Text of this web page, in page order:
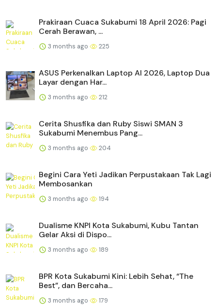
Prakiraan Cuaca Sukabumi 18 April 2026: Pagi
Cerah Berawan, ...
3 months ago 225
ASUS Perkenalkan Laptop AI 2026, Laptop Dua
Layar dengan Har...
3 months ago 212
Cerita Shusfika dan Ruby Siswi SMAN 3
Sukabumi Menembus Pang...
3 months ago 204
Begini Cara Yeti Jadikan Perpustakaan Tak Lagi
Membosankan
3 months ago 194
Dualisme KNPI Kota Sukabumi, Kubu Tantan
Gelar Aksi di Dispo...
3 months ago 189
BPR Kota Sukabumi Kini: Lebih Sehat, “The
Best”, dan Bercaha...
3 months ago 179